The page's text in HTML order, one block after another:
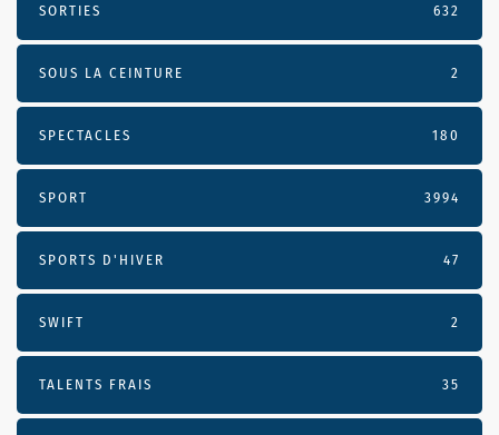
SORTIES 632
SOUS LA CEINTURE 2
SPECTACLES 180
SPORT 3994
SPORTS D'HIVER 47
SWIFT 2
TALENTS FRAIS 35